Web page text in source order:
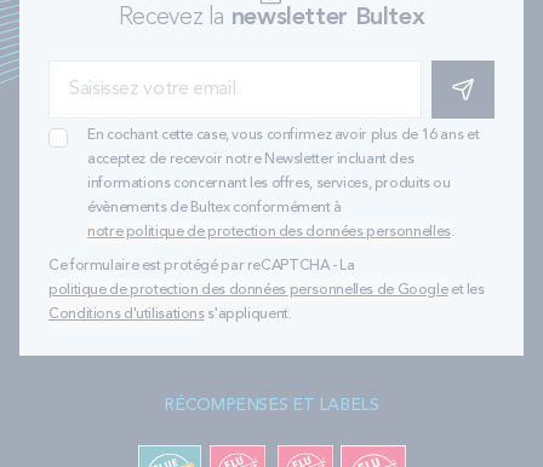
Recevez la newsletter Bultex
S'INSCRIRE
En cochant cette case, vous confirmez avoir plus de 16 ans et
acceptez de recevoir notre Newsletter incluant des
informations concernant les offres, services, produits ou
évènements de Bultex conformément à
notre politique de protection des données personnelles.
Ce formulaire est protégé par reCAPTCHA - La
politique de protection des données personnelles de Googleet les
Conditions d'utilisationss'appliquent.
RÉCOMPENSES ET LABELS